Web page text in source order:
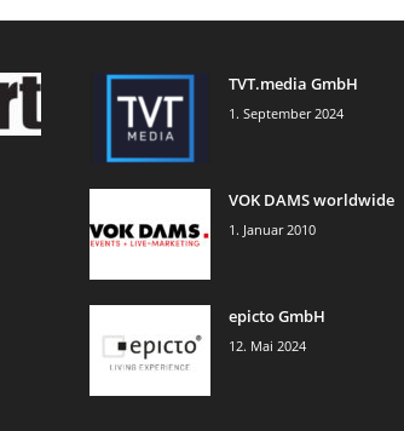
TVT.media GmbH
1. September 2024
VOK DAMS worldwide
1. Januar 2010
epicto GmbH
12. Mai 2024